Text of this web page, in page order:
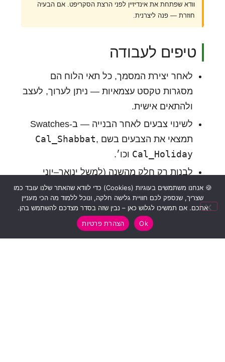
וודא שפתחת את אינדיזיין לפני הרצת הסקריפט. אם הבעיה
חוזרת — פנה ליצרנית.
טיפים לעבודה
לאחר יצירת המסמך, כל תאי הלוח הם
מסגרות טקסט עצמאיות — ניתן לערוך, לעצב
ולהתאים אישית.
לשינוי צבעים לאחר הבנייה — ב-Swatches
תמצאי את הצבעים בשם
Cal_Shabbat,
Cal_Holiday וכו׳.
לבנות רק חלק מהשנה (למשל ינואר–יוני
2027), שנה את "טווח חודשים" בחלון.
לבנות לוח לשנת 2028 בלבד — בחר "ינואר
🍪 אנחנו משתמשים בעוגיות (Cookies) כדי לוודא שהאתר שלנו עובד כמו
שצריך, שנספק לכם חוויית גלישה חלקה, ונוכל ללמוד מה הכי מעניין
אתכם. אם תמשיכו לגלוש כאן – נבין שזה בסדר מצדכם להשתמש בהן.
Ok
הצהרת פרטיות